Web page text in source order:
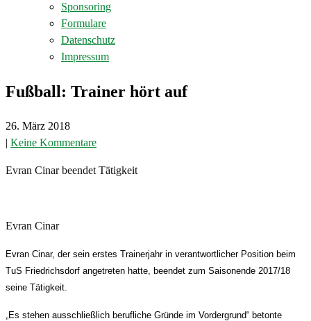
Sponsoring
Formulare
Datenschutz
Impressum
Fußball: Trainer hört auf
26. März 2018
| Keine Kommentare
Evran Cinar beendet Tätigkeit
Evran Cinar
Evran Cinar, der sein erstes Trainerjahr in verantwortlicher Position beim
TuS Friedrichsdorf angetreten hatte, beendet zum Saisonende 2017/18
seine Tätigkeit.
„Es stehen ausschließlich berufliche Gründe im Vordergrund“ betonte